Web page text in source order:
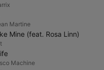
Martine
Mine (feat. Rosa Linn)
Machine